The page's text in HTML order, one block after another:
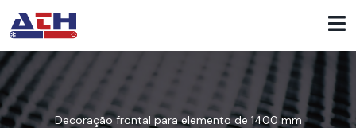
Decoração frontal para elemento de 1400 mm